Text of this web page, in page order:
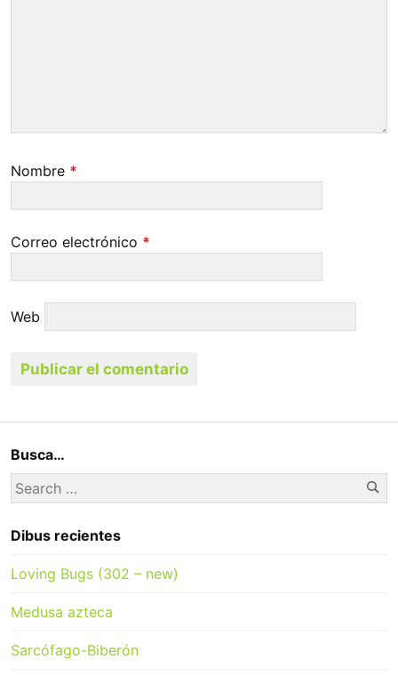
Nombre *
Correo electrónico *
Web
Busca…
Search
for:
Dibus recientes
Loving Bugs (302 – new)
Medusa azteca
Sarcófago-Biberón